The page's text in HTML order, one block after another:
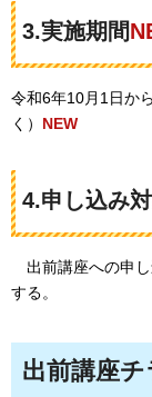
3.実施期間
令和6年10月1日か
く） NEW
4.申し込み
出前講座への申
する。
出前講座